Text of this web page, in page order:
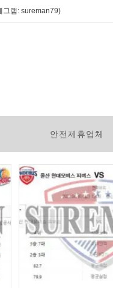
그램: sureman79)
안전제휴업체